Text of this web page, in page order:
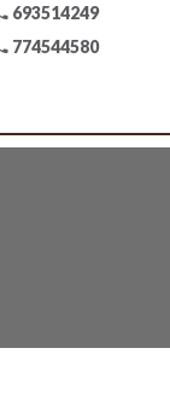
693514249
774544580